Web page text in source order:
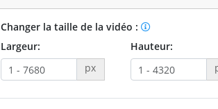
Changer la taille de la vidéo :
Largeur:
px
Hauteur: